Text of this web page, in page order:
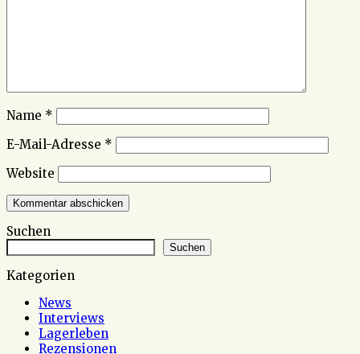
Name *
E-Mail-Adresse *
Website
Suchen
Suchen
Kategorien
News
Interviews
Lagerleben
Rezensionen